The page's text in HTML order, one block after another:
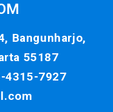
Bangunharjo,
55187
4315-7927